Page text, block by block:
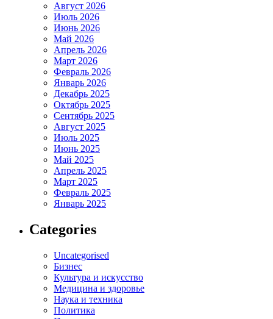
Август 2026
Июль 2026
Июнь 2026
Май 2026
Апрель 2026
Март 2026
Февраль 2026
Январь 2026
Декабрь 2025
Октябрь 2025
Сентябрь 2025
Август 2025
Июль 2025
Июнь 2025
Май 2025
Апрель 2025
Март 2025
Февраль 2025
Январь 2025
Categories
Uncategorised
Бизнес
Культура и искусство
Медицина и здоровье
Наука и техника
Политика